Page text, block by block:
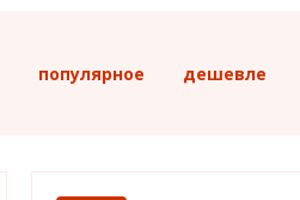
популярное дешевле